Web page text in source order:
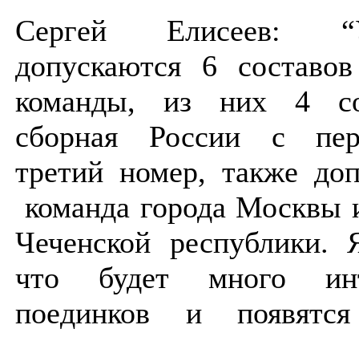
Сергей Елисеев:
допускаются 6
команды, из них 4
сборная России с
третий номер, также
команда города Москвы
Чеченской
что будет много
поединков и